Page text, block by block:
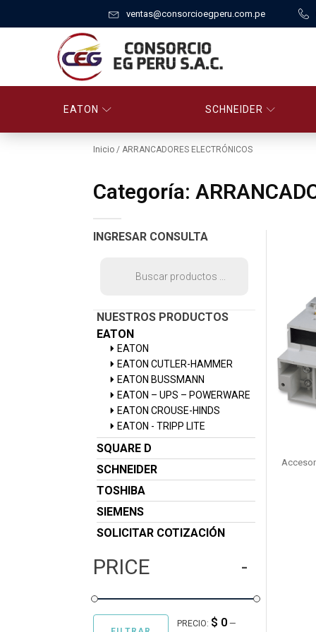
ventas@consorcioegperu.com.pe
EATON SCHNEIDER
Inicio / ARRANCADORES ELECTRÓNICOS
Categoría:
INGRESAR CONSULTA
NUESTROS PRODUCTOS
EATON
EATON
EATON CUTLER-HAMMER
EATON BUSSMANN
EATON – UPS – POWERWARE
EATON CROUSE-HINDS
EATON - TRIPP LITE
SQUARE D
SCHNEIDER
TOSHIBA
SIEMENS
SOLICITAR COTIZACIÓN
PRICE
PRECIO: $ 0 —